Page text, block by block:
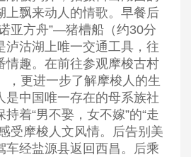
上飘来动人的情歌。早餐后
亚方舟”—猪槽船（约30分
泸沽湖上唯一交通工具，往
情趣。在前往参观摩梭古村
，更进一步了解摩梭人的生
是中国唯一存在的母系族社
着“男不娶，女不嫁”的“走
受摩梭人文风情。后告别美
车经盐源县返回西昌。后乘